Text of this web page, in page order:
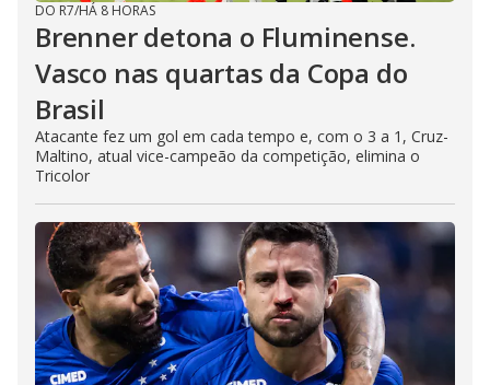
DO R7/HÁ 8 HORAS
Brenner detona o Fluminense.
Vasco nas quartas da Copa do
Brasil
Atacante fez um gol em cada tempo e, com o 3 a 1, Cruz-
Maltino, atual vice-campeão da competição, elimina o
Tricolor